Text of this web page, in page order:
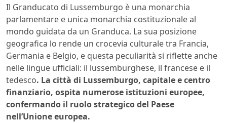
Il Granducato di Lussemburgo è una monarchia
parlamentare e unica monarchia costituzionale al
mondo guidata da un Granduca. La sua posizione
geografica lo rende un crocevia culturale tra Francia,
Germania e Belgio, e questa peculiarità si riflette anche
nelle lingue ufficiali: il lussemburghese, il francese e il
tedesco. La città di Lussemburgo, capitale e centro
finanziario, ospita numerose istituzioni europee,
confermando il ruolo strategico del Paese
nell’Unione europea.